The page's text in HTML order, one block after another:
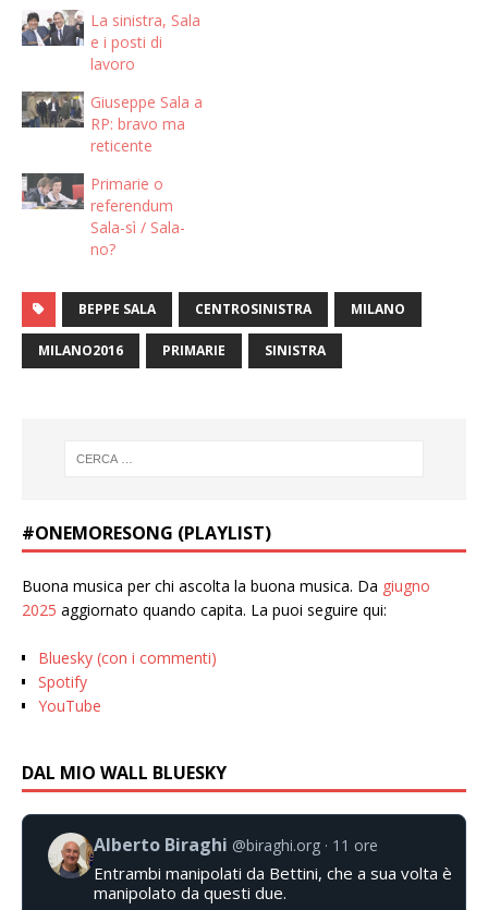
La sinistra, Sala
e i posti di
lavoro
Giuseppe Sala a
RP: bravo ma
reticente
Primarie o
referendum
Sala-sì / Sala-
no?
BEPPE SALA CENTROSINISTRA MILANO
MILANO2016 PRIMARIE SINISTRA
#ONEMORESONG (PLAYLIST)
Buona musica per chi ascolta la buona musica. Da giugno
2025 aggiornato quando capita. La puoi seguire qui:
Bluesky (con i commenti)
Spotify
YouTube
DAL MIO WALL BLUESKY
Alberto Biraghi @biraghi.org 11 ore
Entrambi manipolati da Bettini, che a sua volta è
manipolato da questi due.